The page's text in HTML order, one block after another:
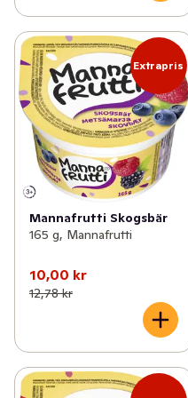
Extrapris
Mannafrutti Skogsbär
165 g, Mannafrutti
10,00 kr
12,78 kr